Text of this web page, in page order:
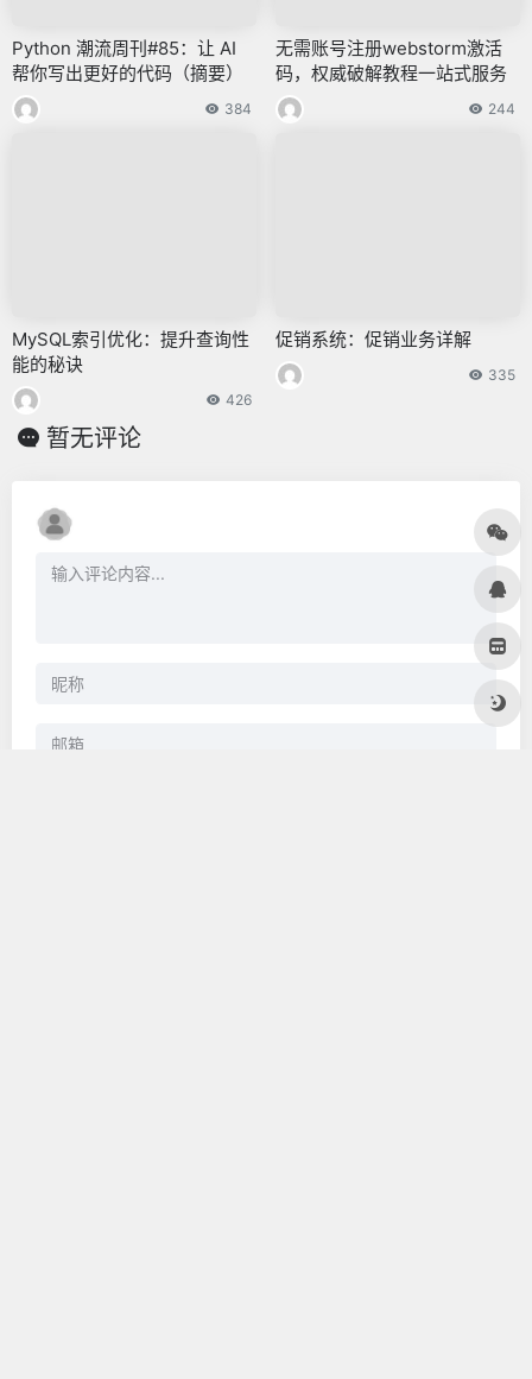
Python 潮流周刊#85：让 AI
帮你写出更好的代码（摘要）
384
无需账号注册webstorm激活
码，权威破解教程一站式服务
244
MySQL索引优化：提升查询性
能的秘诀
426
促销系统：促销业务详解
335
暂无评论